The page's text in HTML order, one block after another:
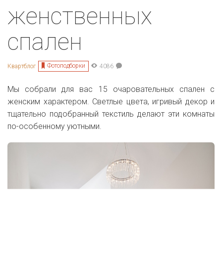
женственных
спален
Квартблог Фотоподборки 4086
Мы собрали для вас 15 очаровательных спален с
женским характером. Светлые цвета, игривый декор и
тщательно подобранный текстиль делают эти комнаты
по-особенному уютными.